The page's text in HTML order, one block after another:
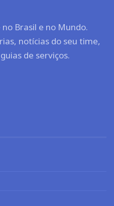
Brasil e no Mundo.
notícias do seu time,
de serviços.